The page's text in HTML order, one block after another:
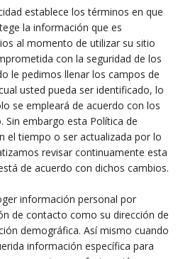
establece los términos en que
la información que es
al momento de utilizar su sitio
con la seguridad de los
le pedimos llenar los campos de
usted pueda ser identificado, lo
se empleará de acuerdo con los
embargo esta Política de
el tiempo o ser actualizada por lo
revisar continuamente esta
de acuerdo con dichos cambios.
información personal por
de contacto como su dirección de
demográfica. Así mismo cuando
información específica para